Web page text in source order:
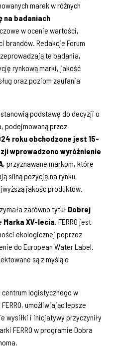
marek w różnych
na badaniach
w ocenie wartości,
brandów. Redakcje Forum
te badania,
rynkową marki, jakość
oraz poziom zaufania
podstawę do decyzji o
podejmowaną przez
roku obchodzone jest 15-
wprowadzono wyróżnienie
, przyznawane markom, które
silną pozycję na rynku,
jakość produktów.
zarówno tytuł Dobrej
Marka XV-lecia. FERRO jest
ekologicznej poprzez
do European Water Label.
są z myślą o
logistycznego w
umożliwiając lepsze
wysiłki i inicjatywy przyczyniły
FERRO w programie Dobra